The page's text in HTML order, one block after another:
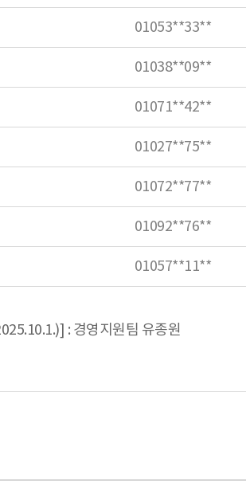
01053**33**
01038**09**
01071**42**
01027**75**
01072**77**
01092**76**
01057**11**
: 경영지원팀 유종원